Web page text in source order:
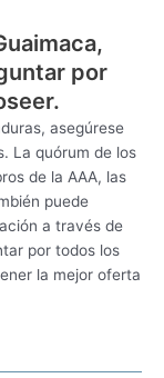
por
asegúrese
La quórum de los
de la AAA, las
puede
a través de
por todos los
la mejor oferta